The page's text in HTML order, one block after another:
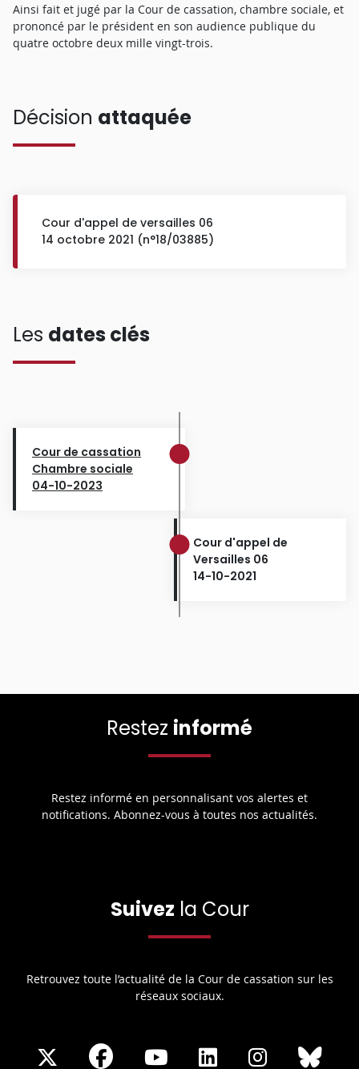
Ainsi fait et jugé par la Cour de cassation, chambre sociale, et
prononcé par le président en son audience publique du
quatre octobre deux mille vingt-trois.
Décision attaquée
Cour d'appel de versailles 06
14 octobre 2021 (n°18/03885)
Les dates clés
Cour de cassation
Chambre sociale
04-10-2023
Cour d'appel de
Versailles 06
14-10-2021
Restez informé
Restez informé en personnalisant vos alertes et
notifications. Abonnez-vous à toutes nos actualités.
Suivez la Cour
Retrouvez toute l’actualité de la Cour de cassation sur les
réseaux sociaux.
ShareShare
Share
Share
Share